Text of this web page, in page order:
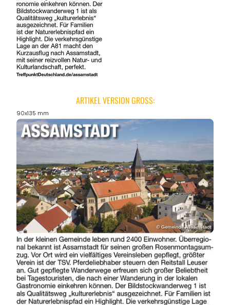
ARTIKEL VERSION GROSS:
90x135 mm